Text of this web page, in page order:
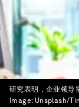
研究表明，企业领导
Image: Unsplash/